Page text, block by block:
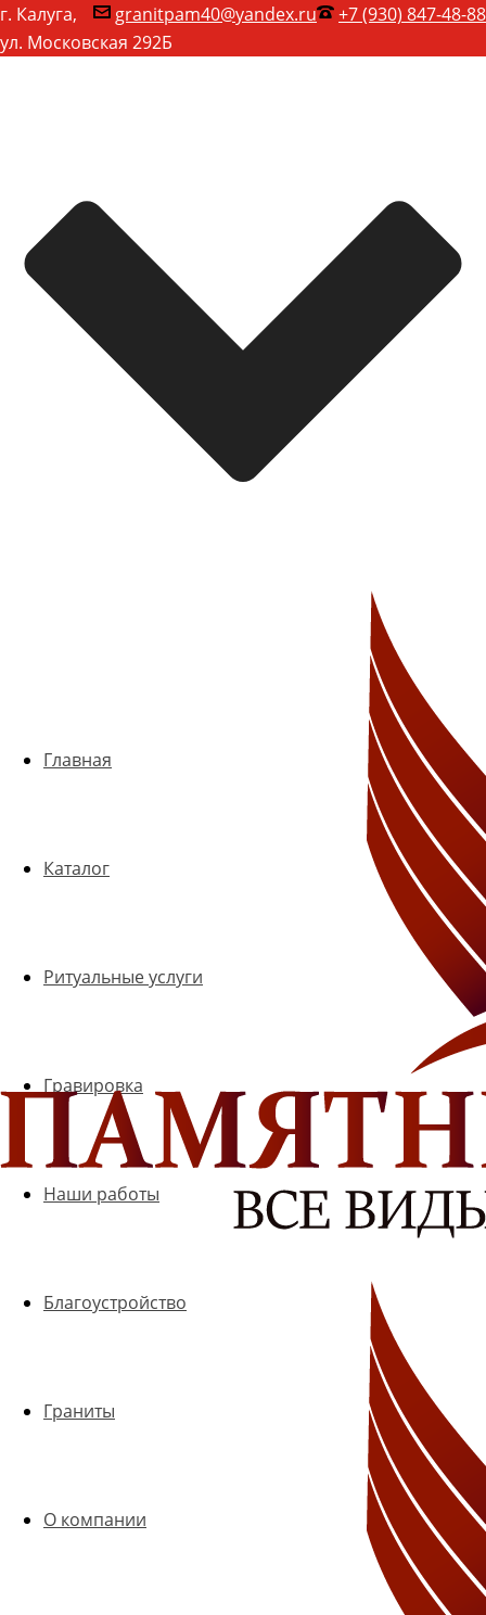
+7 (930) 847-48-88
granitpam40@yandex.ru
г. Калуга,
ул. Московская 292Б
Главная
Каталог
Ритуальные услуги
Гравировка
Наши работы
Благоустройство
Граниты
О компании